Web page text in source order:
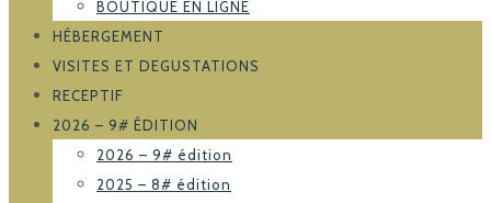
BOUTIQUE EN LIGNE
HÉBERGEMENT
VISITES ET DEGUSTATIONS
RECEPTIF
2026 – 9# ÉDITION
2026 – 9# édition
2025 – 8# édition